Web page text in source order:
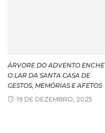
ÁRVORE DO ADVENTO ENCHE
O LAR DA SANTA CASA DE
GESTOS, MEMÓRIAS E AFETOS
19 DE DEZEMBRO, 2025